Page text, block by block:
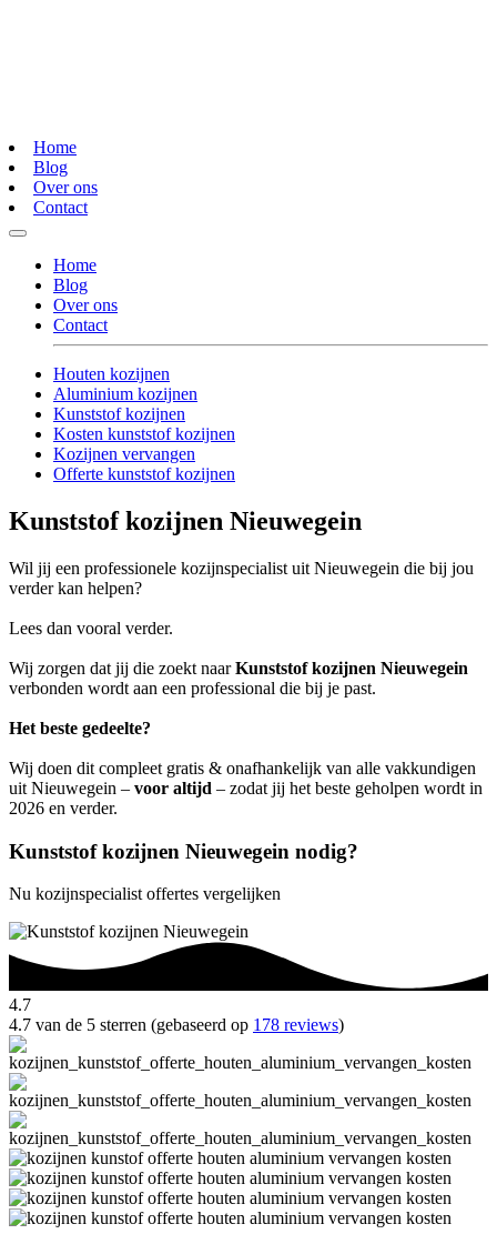
Home
Blog
Over ons
Contact
Home
Blog
Over ons
Contact
Houten kozijnen
Aluminium kozijnen
Kunststof kozijnen
Kosten kunststof kozijnen
Kozijnen vervangen
Offerte kunststof kozijnen
Kunststof kozijnen Nieuwegein
Wil jij een professionele kozijnspecialist uit Nieuwegein die bij jou
verder kan helpen?
Lees dan vooral verder.
Wij zorgen dat jij die zoekt naarKunststof kozijnen Nieuwegein
verbonden wordt aan een professional die bij je past.
Het beste gedeelte?
Wij doen dit compleet gratis & onafhankelijk van alle vakkundigen
uit Nieuwegein – voor altijd – zodat jij het beste geholpen wordt in
2026 en verder.
Kunststof kozijnen Nieuwegein nodig?
Nu kozijnspecialist offertes vergelijken
4.7
4.7 van de 5 sterren (gebaseerd op 178 reviews)